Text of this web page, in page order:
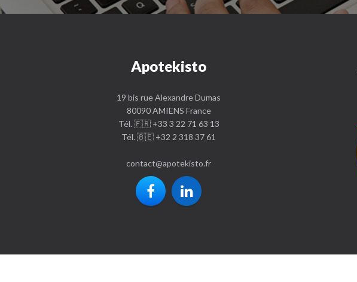
Apotekisto
19 bis rue Alexandre Dumas
80090 AMIENS France
Tél. 🇫🇷 +33 3 22 71 63 13
Tél. 🇧🇪 +32 2 318 37 61
contact@apotekisto.fr